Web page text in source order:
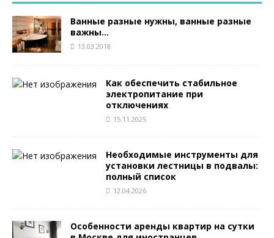
Ванные разные нужны, ванные разные
важны…
13.03.2018
Как обеспечить стабильное
электропитание при
отключениях
15.11.2025
Необходимые инструменты для
установки лестницы в подвалы:
полный список
12.04.2026
Особенности аренды квартир на сутки